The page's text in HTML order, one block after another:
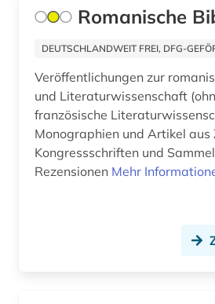
archival documents (1)
archivalien (2)
archivkunde (2)
archivprojekte (1)
archivwesen (1)
Romanische
DEUTSCHLANDWEIT FREI, DFG-
Veröffentlichungen zur
und Literaturwissenschaft
französische
Monographien und Artikel aus
Kongressschriften und
Rezensionen Mehr